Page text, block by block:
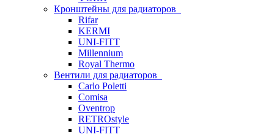
Кронштейны для радиаторов
Rifar
KERMI
UNI-FITT
Millennium
Royal Thermo
Вентили для радиаторов
Carlo Poletti
Comisa
Oventrop
RETROstyle
UNI-FITT